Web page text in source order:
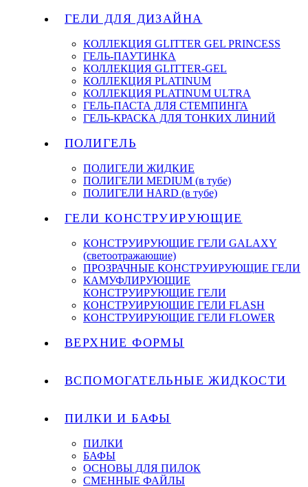
ГЕЛИ ДЛЯ ДИЗАЙНА
КОЛЛЕКЦИЯ GLITTER GEL PRINCESS
ГЕЛЬ-ПАУТИНКА
КОЛЛЕКЦИЯ GLITTER-GEL
КОЛЛЕКЦИЯ PLATINUM
КОЛЛЕКЦИЯ PLATINUM ULTRA
ГЕЛЬ-ПАСТА ДЛЯ СТЕМПИНГА
ГЕЛЬ-КРАСКА ДЛЯ ТОНКИХ ЛИНИЙ
ПОЛИГЕЛЬ
ПОЛИГЕЛИ ЖИДКИЕ
ПОЛИГЕЛИ MEDIUM (в тубе)
ПОЛИГЕЛИ HARD (в тубе)
ГЕЛИ КОНСТРУИРУЮЩИЕ
КОНСТРУИРУЮЩИЕ ГЕЛИ GALAXY
(светоотражающие)
ПРОЗРАЧНЫЕ КОНСТРУИРУЮЩИЕ ГЕЛИ
КАМУФЛИРУЮЩИЕ
КОНСТРУИРУЮЩИЕ ГЕЛИ
КОНСТРУИРУЮЩИЕ ГЕЛИ FLASH
КОНСТРУИРУЮЩИЕ ГЕЛИ FLOWER
ВЕРХНИЕ ФОРМЫ
ВСПОМОГАТЕЛЬНЫЕ ЖИДКОСТИ
ПИЛКИ И БАФЫ
ПИЛКИ
БАФЫ
ОСНОВЫ ДЛЯ ПИЛОК
СМЕННЫЕ ФАЙЛЫ